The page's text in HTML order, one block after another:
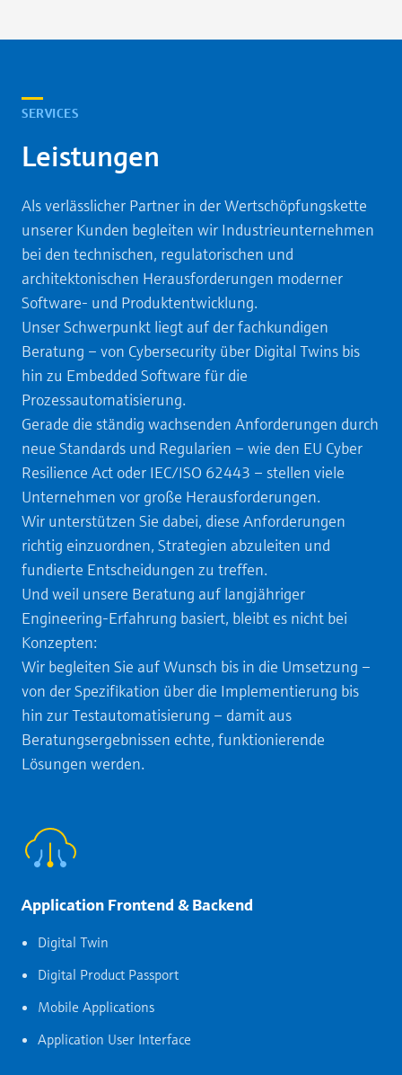
SERVICES
Leistungen
Als verlässlicher Partner in der Wertschöpfungskette
unserer Kunden begleiten wir Industrieunternehmen
bei den technischen, regulatorischen und
architektonischen Herausforderungen moderner
Software‑ und Produktentwicklung.
Unser Schwerpunkt liegt auf der fachkundigen
Beratung – von Cybersecurity über Digital Twins bis
hin zu Embedded Software für die
Prozessautomatisierung.
Gerade die ständig wachsenden Anforderungen durch
neue Standards und Regularien – wie den EU Cyber
Resilience Act oder IEC/ISO 62443 – stellen viele
Unternehmen vor große Herausforderungen.
Wir unterstützen Sie dabei, diese Anforderungen
richtig einzuordnen, Strategien abzuleiten und
fundierte Entscheidungen zu treffen.
Und weil unsere Beratung auf langjähriger
Engineering‑Erfahrung basiert, bleibt es nicht bei
Konzepten:
Wir begleiten Sie auf Wunsch bis in die Umsetzung –
von der Spezifikation über die Implementierung bis
hin zur Testautomatisierung – damit aus
Beratungsergebnissen echte, funktionierende
Lösungen werden.
Application Frontend & Backend
Digital Twin
Digital Product Passport
Mobile Applications
Application User Interface